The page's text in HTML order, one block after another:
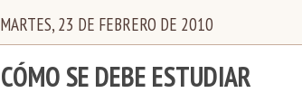
MARTES, 23 DE FEBRERO DE 2010
CÓMO SE DEBE ESTUDIAR